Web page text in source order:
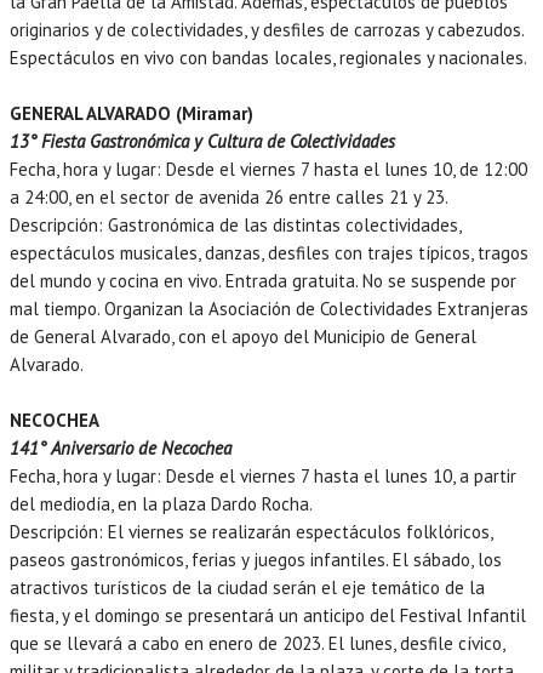
originarios y de colectividades, y desfiles de carrozas y cabezudos.
Espectáculos en vivo con bandas locales, regionales y nacionales.
GENERAL ALVARADO (Miramar)
13° Fiesta Gastronómica y Cultura de Colectividades
Fecha, hora y lugar: Desde el viernes 7 hasta el lunes 10, de 12:00
a 24:00, en el sector de avenida 26 entre calles 21 y 23.
Descripción: Gastronómica de las distintas colectividades,
espectáculos musicales, danzas, desfiles con trajes típicos, tragos
del mundo y cocina en vivo. Entrada gratuita. No se suspende por
mal tiempo. Organizan la Asociación de Colectividades Extranjeras
de General Alvarado, con el apoyo del Municipio de General
Alvarado.
NECOCHEA
141° Aniversario de Necochea
Fecha, hora y lugar: Desde el viernes 7 hasta el lunes 10, a partir
del mediodía, en la plaza Dardo Rocha.
Descripción: El viernes se realizarán espectáculos folklóricos,
paseos gastronómicos, ferias y juegos infantiles. El sábado, los
atractivos turísticos de la ciudad serán el eje temático de la
fiesta, y el domingo se presentará un anticipo del Festival Infantil
que se llevará a cabo en enero de 2023. El lunes, desfile cívico,